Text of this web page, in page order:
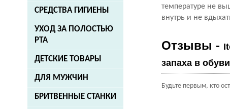
СРЕДСТВА ГИГИЕНЫ
УХОД ЗА ПОЛОСТЬЮ
РТА
ДЕТСКИЕ ТОВАРЫ
ДЛЯ МУЖЧИН
БРИТВЕННЫЕ СТАНКИ
температуре не
внутрь и не
Отзывы -
запаха в
Будьте первым, кто